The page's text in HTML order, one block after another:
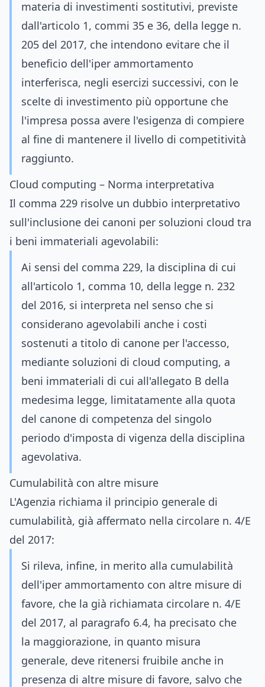
materia di investimenti sostitutivi, previste
dall'articolo 1, commi 35 e 36, della legge n.
205 del 2017, che intendono evitare che il
beneficio dell'iper ammortamento
interferisca, negli esercizi successivi, con le
scelte di investimento più opportune che
l'impresa possa avere l'esigenza di compiere
al fine di mantenere il livello di competitività
raggiunto.
Cloud computing – Norma interpretativa
Il comma 229 risolve un dubbio interpretativo
sull'inclusione dei canoni per soluzioni cloud tra
i beni immateriali agevolabili:
Ai sensi del comma 229, la disciplina di cui
all'articolo 1, comma 10, della legge n. 232
del 2016, si interpreta nel senso che si
considerano agevolabili anche i costi
sostenuti a titolo di canone per l'accesso,
mediante soluzioni di cloud computing, a
beni immateriali di cui all'allegato B della
medesima legge, limitatamente alla quota
del canone di competenza del singolo
periodo d'imposta di vigenza della disciplina
agevolativa.
Cumulabilità con altre misure
L'Agenzia richiama il principio generale di
cumulabilità, già affermato nella circolare n. 4/E
del 2017:
Si rileva, infine, in merito alla cumulabilità
dell'iper ammortamento con altre misure di
favore, che la già richiamata circolare n. 4/E
del 2017, al paragrafo 6.4, ha precisato che
la maggiorazione, in quanto misura
generale, deve ritenersi fruibile anche in
presenza di altre misure di favore, salvo che